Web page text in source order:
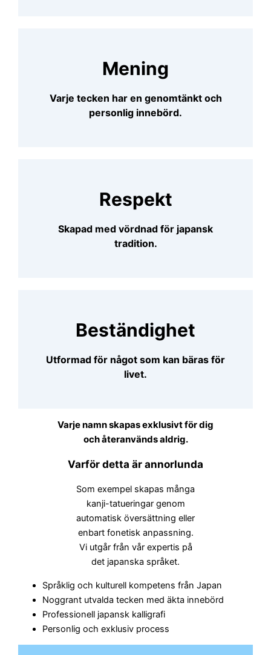
Mening
Varje tecken har en genomtänkt och
personlig innebörd.
Respekt
Skapad med vördnad för japansk
tradition.
Beständighet
Utformad för något som kan bäras för
livet.
Varje namn skapas exklusivt för dig
och återanvänds aldrig.
Varför detta är annorlunda
Som exempel skapas många
kanji-tatueringar genom
automatisk översättning eller
enbart fonetisk anpassning.
Vi utgår från vår expertis på
det japanska språket.
Språklig och kulturell kompetens från Japan
Noggrant utvalda tecken med äkta innebörd
Professionell japansk kalligrafi
Personlig och exklusiv process